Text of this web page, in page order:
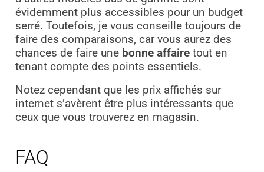
évidemment plus accessibles pour un budget
serré. Toutefois, je vous conseille toujours de
faire des comparaisons, car vous aurez des
chances de faire une bonne affairetout en
tenant compte des points essentiels.
Notez cependant que les prix affichés sur
internet s’avèrent être plus intéressants que
ceux que vous trouverez en magasin.
FAQ